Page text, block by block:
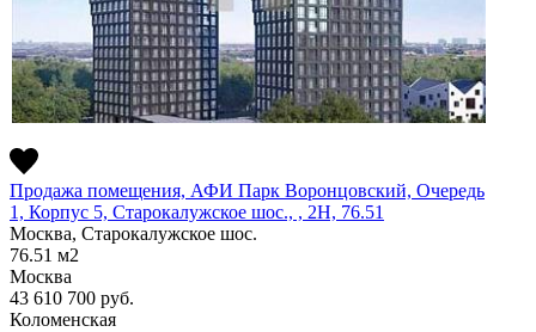
Продажа помещения, АФИ Парк Воронцовский, Очередь
1, Корпус 5, Старокалужское шос., , 2Н, 76.51
Москва, Старокалужское шос.
76.51 м2
Москва
43 610 700 руб.
Коломенская